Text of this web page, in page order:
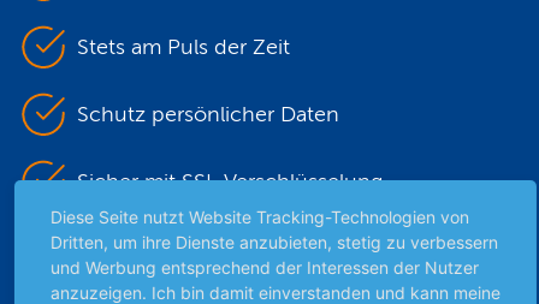
Stets am Puls der Zeit
Schutz persönlicher Daten
Sicher mit SSL-Verschlüsselung
Highlights
Diese Seite nutzt Website Tracking-Technologien von
Dritten, um ihre Dienste anzubieten, stetig zu verbessern
und Werbung entsprechend der Interessen der Nutzer
anzuzeigen. Ich bin damit einverstanden und kann meine